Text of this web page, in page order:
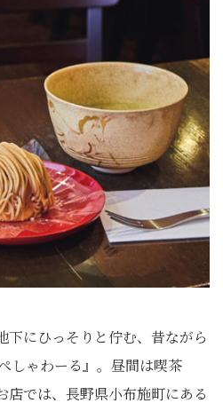
下にひっそりと佇む、昔ながら
しゃわーる』。昼間は喫茶
店では、長野県小布施町にある